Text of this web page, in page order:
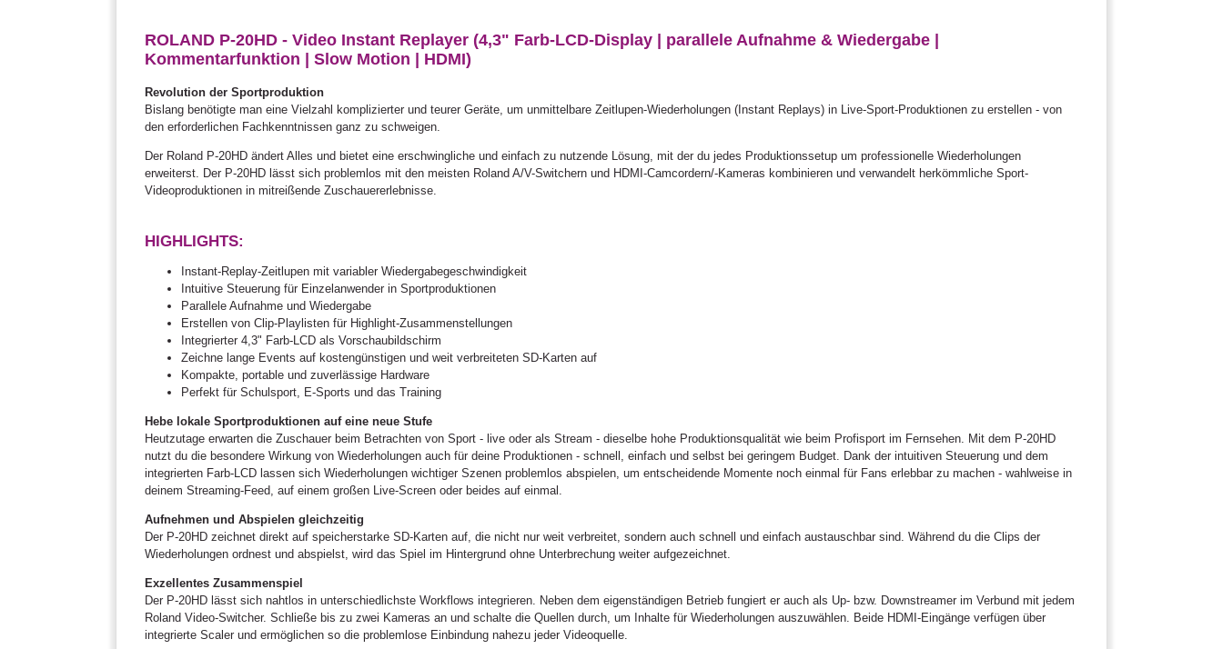
ROLAND P-20HD - Video Instant Replayer (4,3" Farb-LCD-Display | parallele Aufnahme & Wiedergabe |
Kommentarfunktion | Slow Motion | HDMI)
Revolution der Sportproduktion
Bislang benötigte man eine Vielzahl komplizierter und teurer Geräte, um unmittelbare Zeitlupen-Wiederholungen (Instant Replays) in Live-Sport-Produktionen zu erstellen - von
den erforderlichen Fachkenntnissen ganz zu schweigen.
Der Roland P-20HD ändert Alles und bietet eine erschwingliche und einfach zu nutzende Lösung, mit der du jedes Produktionssetup um professionelle Wiederholungen
erweiterst. Der P-20HD lässt sich problemlos mit den meisten Roland A/V-Switchern und HDMI-Camcordern/-Kameras kombinieren und verwandelt herkömmliche Sport-
Videoproduktionen in mitreißende Zuschauererlebnisse.
HIGHLIGHTS:
Instant-Replay-Zeitlupen mit variabler Wiedergabegeschwindigkeit
Intuitive Steuerung für Einzelanwender in Sportproduktionen
Parallele Aufnahme und Wiedergabe
Erstellen von Clip-Playlisten für Highlight-Zusammenstellungen
Integrierter 4,3" Farb-LCD als Vorschaubildschirm
Zeichne lange Events auf kostengünstigen und weit verbreiteten SD-Karten auf
Kompakte, portable und zuverlässige Hardware
Perfekt für Schulsport, E-Sports und das Training
Hebe lokale Sportproduktionen auf eine neue Stufe
Heutzutage erwarten die Zuschauer beim Betrachten von Sport - live oder als Stream - dieselbe hohe Produktionsqualität wie beim Profisport im Fernsehen. Mit dem P-20HD
nutzt du die besondere Wirkung von Wiederholungen auch für deine Produktionen - schnell, einfach und selbst bei geringem Budget. Dank der intuitiven Steuerung und dem
integrierten Farb-LCD lassen sich Wiederholungen wichtiger Szenen problemlos abspielen, um entscheidende Momente noch einmal für Fans erlebbar zu machen - wahlweise in
deinem Streaming-Feed, auf einem großen Live-Screen oder beides auf einmal.
Aufnehmen und Abspielen gleichzeitig
Der P-20HD zeichnet direkt auf speicherstarke SD-Karten auf, die nicht nur weit verbreitet, sondern auch schnell und einfach austauschbar sind. Während du die Clips der
Wiederholungen ordnest und abspielst, wird das Spiel im Hintergrund ohne Unterbrechung weiter aufgezeichnet.
Exzellentes Zusammenspiel
Der P-20HD lässt sich nahtlos in unterschiedlichste Workflows integrieren. Neben dem eigenständigen Betrieb fungiert er auch als Up- bzw. Downstreamer im Verbund mit jedem
Roland Video-Switcher. Schließe bis zu zwei Kameras an und schalte die Quellen durch, um Inhalte für Wiederholungen auszuwählen. Beide HDMI-Eingänge verfügen über
integrierte Scaler und ermöglichen so die problemlose Einbindung nahezu jeder Videoquelle.